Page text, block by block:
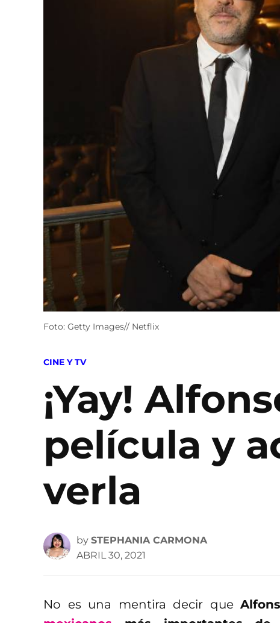
Foto: Getty Images// Netflix
POSTED
CINE Y TV
¡Yay!
película y
verla
by STEPHANIA CARMONA
ABRIL 30, 2021
No es una mentira decir que